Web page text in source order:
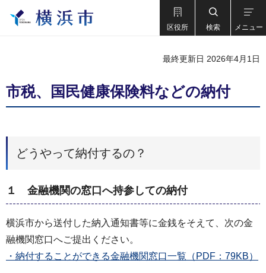
区役所 検索 メニュー
最終更新日 2026年4月1日
市税、国民健康保険料などの納付
どうやって納付するの？
１ 金融機関の窓口へ持参しての納付
横浜市から送付した納入通知書等に金銭をそえて、次の金
融機関窓口へご提出ください。
・納付することができる金融機関窓口一覧（PDF：79KB）